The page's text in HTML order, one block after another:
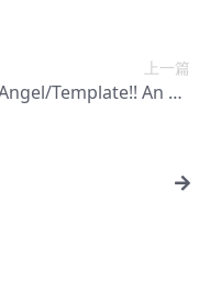
上一篇
Template!! An An